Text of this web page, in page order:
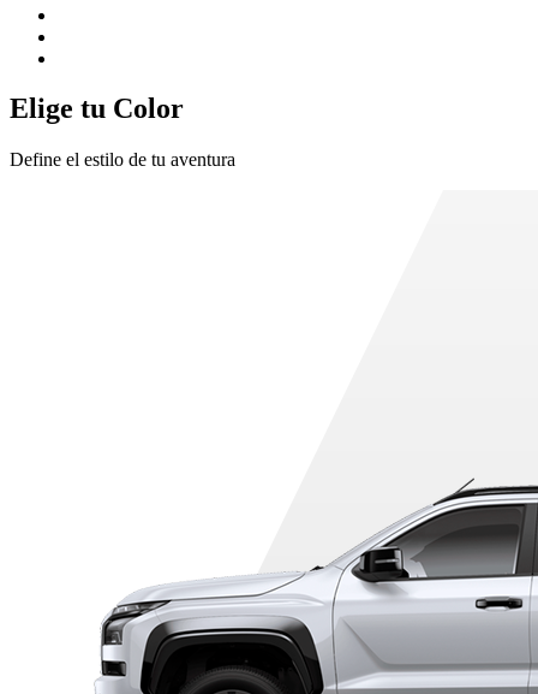
Elige tu Color
Define el estilo de tu aventura